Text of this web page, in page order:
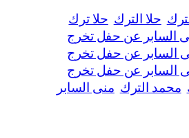
حلا الترك حلا ترك
السابر عن حفل تخرج
السابر عن حفل تخرج
السابر عن حفل تخرج
محمد الترك منى السابر